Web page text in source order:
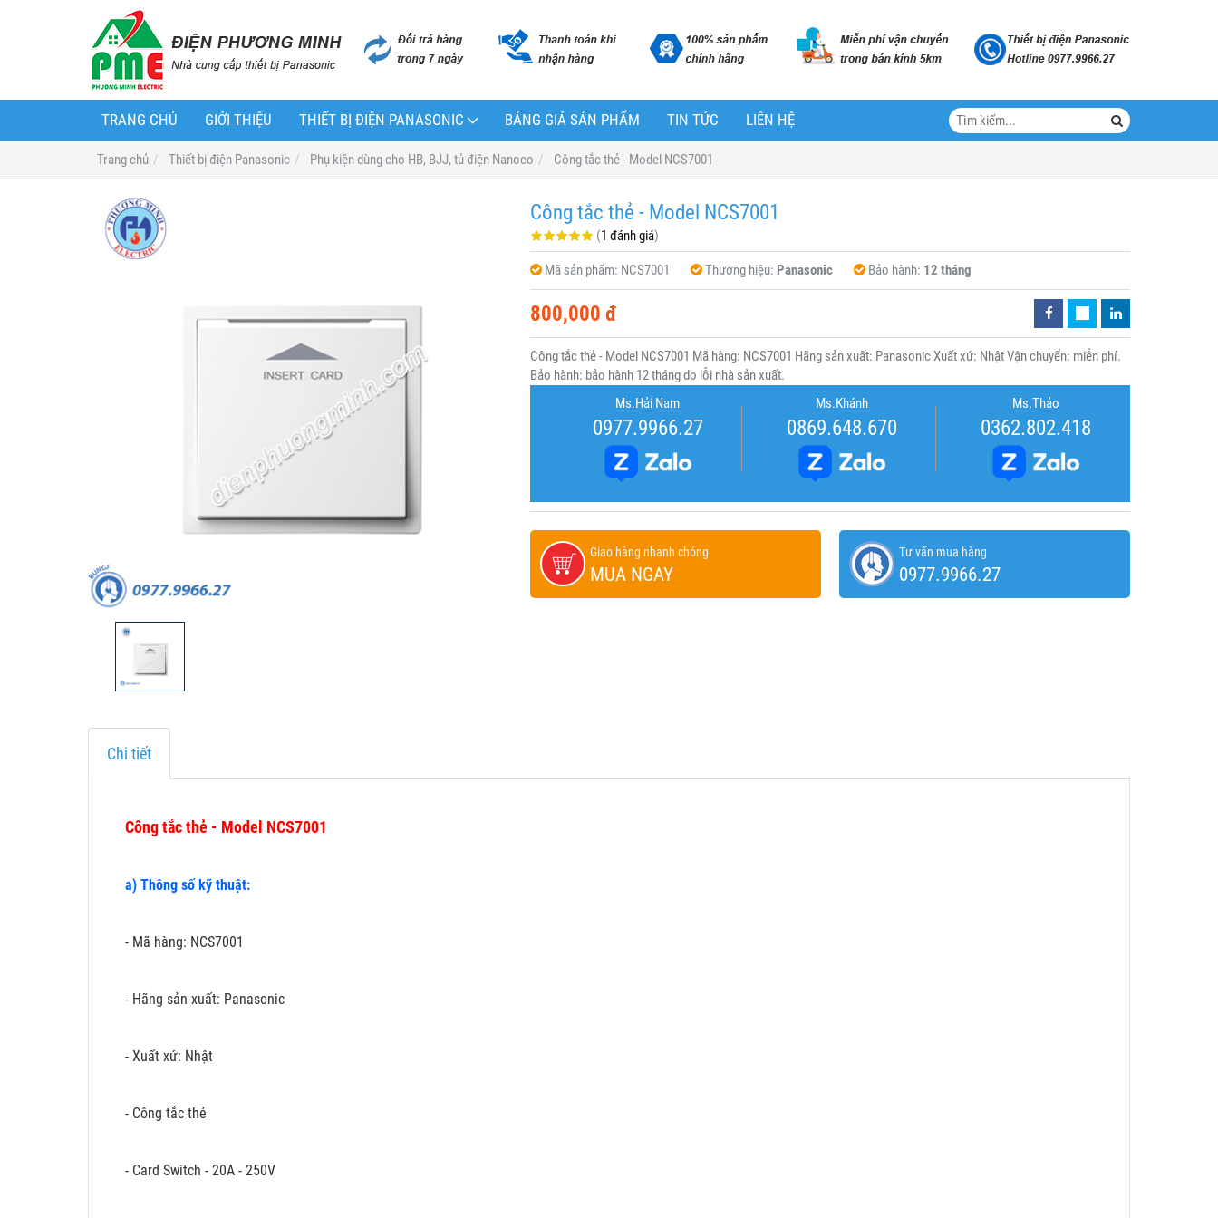
TRANG CHỦ GIỚI THIỆU THIẾT BỊ ĐIỆN PANASONIC BẢNG GIÁ SẢN PHẨM TIN TỨC LIÊN HỆ
Trang chủ Thiết bị điện Panasonic Phụ kiện dùng cho HB, BJJ, tủ điện Nanoco Công tắc thẻ - Model NCS7001
Công tắc thẻ - Model NCS7001
(1 đánh giá)
Mã sản phẩm: NCS7001 Thương hiệu: Panasonic Bảo hành: 12 tháng
800,000 đ
Công tắc thẻ - Model NCS7001 Mã hàng: NCS7001 Hãng sản xuất: Panasonic Xuất xứ: Nhật Vận chuyển: miễn phí.
Bảo hành: bảo hành 12 tháng do lỗi nhà sản xuất.
Ms.Hải Nam
0977.9966.27
Ms.Khánh
0869.648.670
Ms.Thảo
0362.802.418
Giao hàng nhanh chóng
MUA NGAY
Tư vấn mua hàng
0977.9966.27
Chi tiết
Công tắc thẻ - Model NCS7001
a) Thông số kỹ thuật:
- Mã hàng: NCS7001
- Hãng sản xuất: Panasonic
- Xuất xứ: Nhật
- Công tắc thẻ
- Card Switch - 20A - 250V